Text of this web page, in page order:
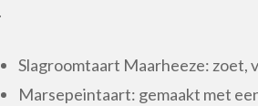
.
Slagroomtaart Maarheeze: zoet,
Marsepeintaart: gemaakt met